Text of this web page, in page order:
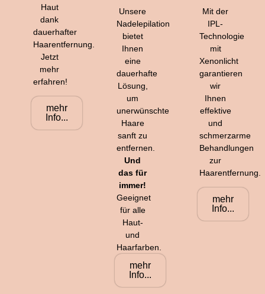
Haut
dank
dauerhafter
Haarentfernung.
Jetzt
mehr
erfahren!
mehr
Info...
Unsere
Nadelepilation
bietet
Ihnen
eine
dauerhafte
Lösung,
um
unerwünschte
Haare
sanft zu
entfernen.
Und
das für
immer!
Geeignet
für alle
Haut-
und
Haarfarben.
mehr
Info...
Mit der
IPL-
Technologie
mit
Xenonlicht
garantieren
wir
Ihnen
effektive
und
schmerzarme
Behandlungen
zur
Haarentfernung.
mehr
Info...